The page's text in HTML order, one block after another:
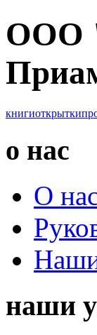
ООО
книгиоткрытки
о нас
О
наши